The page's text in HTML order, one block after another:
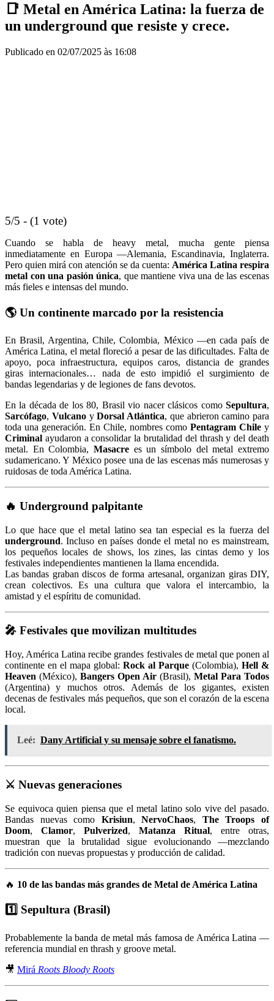
📑 Metal en América Latina: la fuerza de
un underground que resiste y crece.
Publicado en 02/07/2025 às 16:08
5/5 - (1 vote)
Cuando se habla de heavy metal, mucha gente piensa
inmediatamente en Europa —Alemania, Escandinavia, Inglaterra.
Pero quien mirá con atención se da cuenta: América Latina respira
metal con una pasión única, que mantiene viva una de las escenas
más fieles e intensas del mundo.
🌎 Un continente marcado por la resistencia
En Brasil, Argentina, Chile, Colombia, México —en cada país de
América Latina, el metal floreció a pesar de las dificultades. Falta de
apoyo, poca infraestructura, equipos caros, distancia de grandes
giras internacionales… nada de esto impidió el surgimiento de
bandas legendarias y de legiones de fans devotos.
En la década de los 80, Brasil vio nacer clásicos como Sepultura,
Sarcófago, VulcanoyDorsal Atlántica, que abrieron camino para
toda una generación. En Chile, nombres como Pentagram Chile y
Criminal ayudaron a consolidar la brutalidad del thrash y del death
metal. En Colombia, Masacre es un símbolo del metal extremo
sudamericano. Y México posee una de las escenas más numerosas y
ruidosas de toda América Latina.
🔥 Underground palpitante
Lo que hace que el metal latino sea tan especial es la fuerza del
underground. Incluso en países donde el metal no es mainstream,
los pequeños locales de shows, los zines, las cintas demo y los
festivales independientes mantienen la llama encendida.
Las bandas graban discos de forma artesanal, organizan giras DIY,
crean colectivos. Es una cultura que valora el intercambio, la
amistad y el espíritu de comunidad.
🎤 Festivales que movilizan multitudes
Hoy, América Latina recibe grandes festivales de metal que ponen al
continente en el mapa global: Rock al Parque (Colombia), Hell &
Heaven (México), Bangers Open Air (Brasil), Metal Para Todos
(Argentina) y muchos otros. Además de los gigantes, existen
decenas de festivales más pequeños, que son el corazón de la escena
local.
Leé: Dany Artificial y su mensaje sobre el fanatismo.
⚔️ Nuevas generaciones
Se equivoca quien piensa que el metal latino solo vive del pasado.
Bandas nuevas como Krisiun,NervoChaos, The Troops of
Doom, Clamor, Pulverized, Matanza Ritual, entre otras,
muestran que la brutalidad sigue evolucionando —mezclando
tradición con nuevas propuestas y producción de calidad.
🔥 10 de las bandas más grandes de Metal de América Latina
1️⃣ Sepultura (Brasil)
Probablemente la banda de metal más famosa de América Latina —
referencia mundial en thrash y groove metal.
🎥 Mirá Roots Bloody Roots